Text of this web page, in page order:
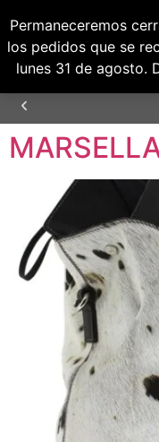
Permaneceremos
los pedidos que se
lunes 31 de agosto.
0,00€
ENVÍOS GRATUITOS
BALEARES